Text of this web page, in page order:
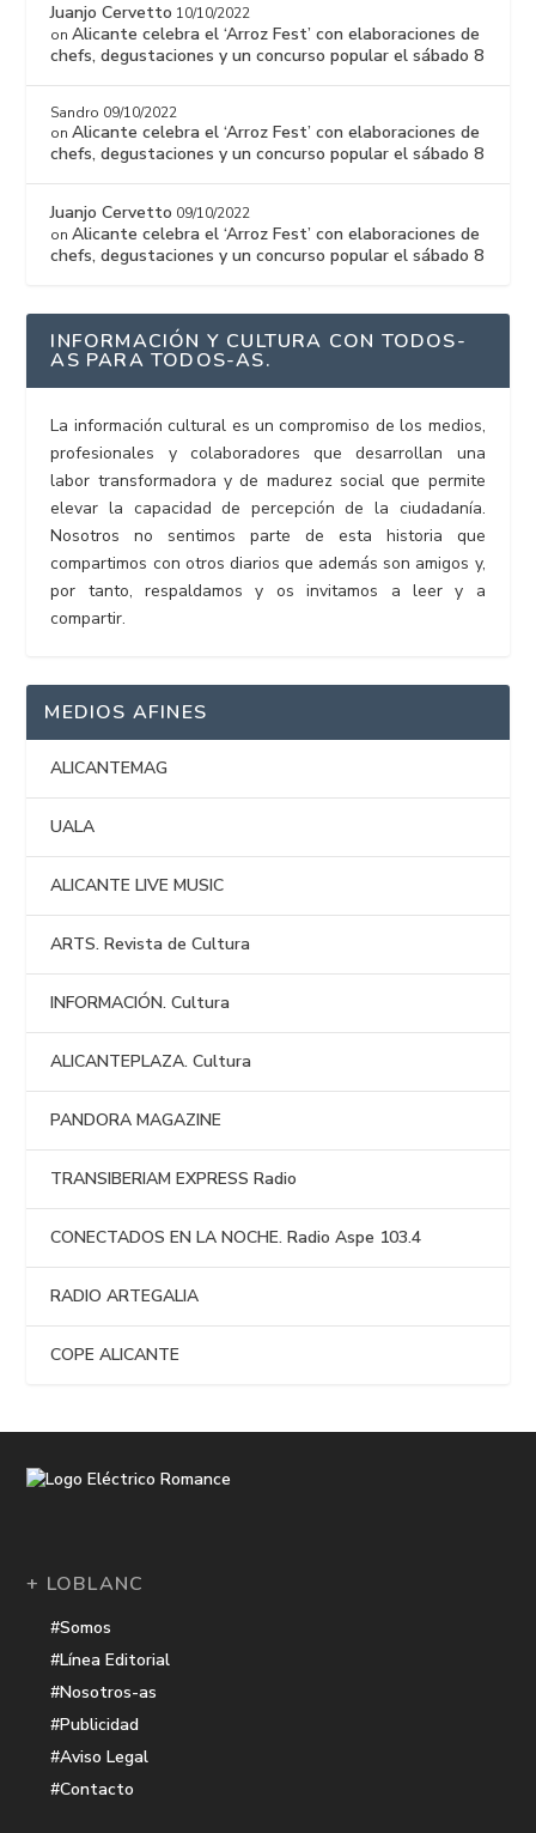
Juanjo Cervetto 10/10/2022
onAlicante celebra el ‘Arroz Fest’ con elaboraciones de
chefs, degustaciones y un concurso popular el sábado 8
Sandro 09/10/2022
onAlicante celebra el ‘Arroz Fest’ con elaboraciones de
chefs, degustaciones y un concurso popular el sábado 8
Juanjo Cervetto 09/10/2022
onAlicante celebra el ‘Arroz Fest’ con elaboraciones de
chefs, degustaciones y un concurso popular el sábado 8
INFORMACIÓN Y CULTURA CON TODOS-
AS PARA TODOS-AS.
La información cultural es un compromiso de los medios,
profesionales y colaboradores que desarrollan una
labor transformadora y de madurez social que permite
elevar la capacidad de percepción de la ciudadanía.
Nosotros no sentimos parte de esta historia que
compartimos con otros diarios que además son amigos y,
por tanto, respaldamos y os invitamos a leer y a
compartir.
MEDIOS AFINES
ALICANTEMAG
UALA
ALICANTE LIVE MUSIC
ARTS. Revista de Cultura
INFORMACIÓN. Cultura
ALICANTEPLAZA. Cultura
PANDORA MAGAZINE
TRANSIBERIAM EXPRESS Radio
CONECTADOS EN LA NOCHE. Radio Aspe 103.4
RADIO ARTEGALIA
COPE ALICANTE
+ LOBLANC
#Somos
#Línea Editorial
#Nosotros-as
#Publicidad
#Aviso Legal
#Contacto